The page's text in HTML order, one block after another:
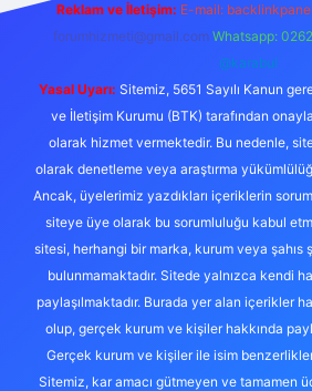
Reklam ve İletişim: E-mail:
forumhizmeti@gmail.com Whatsapp:
@karabul
Yasal Uyarı: Sitemiz, 5651 Sayılı Kanun
ve İletişim Kurumu (BTK) tarafından
olarak hizmet vermektedir. Bu nedenle,
olarak denetleme veya araştırma
Ancak, üyelerimiz yazdıkları içeriklerin
siteye üye olarak bu sorumluluğu kabul
sitesi, herhangi bir marka, kurum veya şahıs
bulunmamaktadır. Sitede yalnızca kendi
paylaşılmaktadır. Burada yer alan içerikler
olup, gerçek kurum ve kişiler hakkında
Gerçek kurum ve kişiler ile isim
Sitemiz, kar amacı gütmeyen ve tamamen